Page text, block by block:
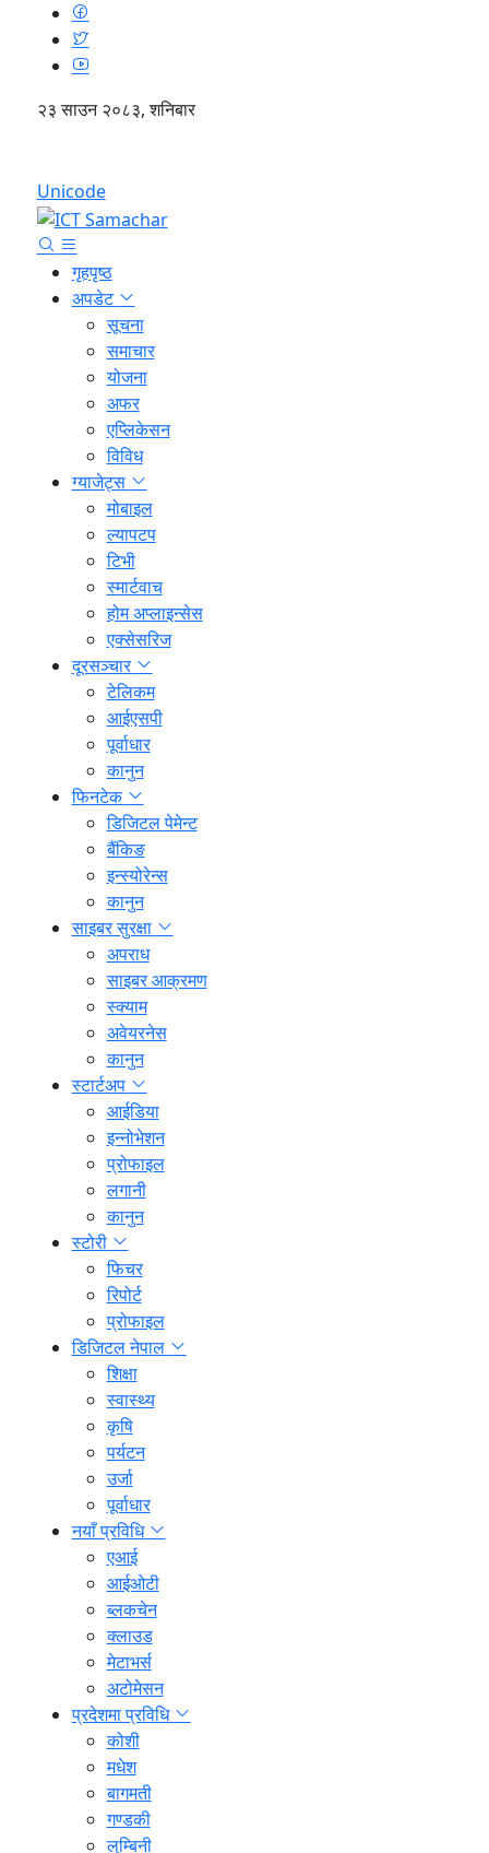
२३ साउन २०८३, शनिबार
Unicode
गृहपृष्ठ
अपडेट
सूचना
समाचार
योजना
अफर
एप्लिकेसन
विविध
ग्याजेट्स
मोबाइल
ल्यापटप
टिभी
स्मार्टवाच
होम अप्लाइन्सेस
एक्सेसरिज
दूरसञ्चार
टेलिकम
आईएसपी
पूर्वाधार
कानुन
फिनटेक
डिजिटल पेमेन्ट
बैंकिङ
इन्स्योरेन्स
कानुन
साइबर सुरक्षा
अपराध
साइबर आक्रमण
स्क्याम
अवेयरनेस
कानुन
स्टार्टअप
आईडिया
इन्नोभेशन
प्रोफाइल
लगानी
कानुन
स्टोरी
फिचर
रिपोर्ट
प्रोफाइल
डिजिटल नेपाल
शिक्षा
स्वास्थ्य
कृषि
पर्यटन
उर्जा
पूर्वाधार
नयाँ प्रविधि
एआई
आईओटी
ब्लकचेन
क्लाउड
मेटाभर्स
अटोमेसन
प्रदेशमा प्रविधि
कोशी
मधेश
बागमती
गण्डकी
लुम्बिनी